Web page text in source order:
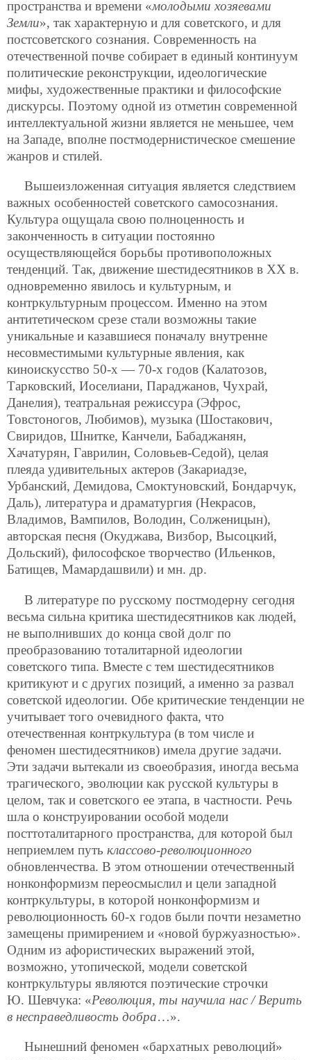
пространства и времени «молодыми хозяевами
Земли», так характерную и для советского, и для
постсоветского сознания. Современность на
отечественной почве собирает в единый континуум
политические реконструкции, идеологические
мифы, художественные практики и философские
дискурсы. Поэтому одной из отметин современной
интеллектуальной жизни является не меньшее, чем
на Западе, вполне постмодернистическое смешение
жанров и стилей.
Вышеизложенная ситуация является следствием
важных особенностей советского самосознания.
Культура ощущала свою полноценность и
законченность в ситуации постоянно
осуществляющейся борьбы противоположных
тенденций. Так, движение шестидесятников в XX в.
одновременно явилось и культурным, и
контркультурным процессом. Именно на этом
антитетическом срезе стали возможны такие
уникальные и казавшиеся поначалу внутренне
несовместимыми культурные явления, как
киноискусство 50-х — 70-х годов (Калатозов,
Тарковский, Иоселиани, Параджанов, Чухрай,
Данелия), театральная режиссура (Эфрос,
Товстоногов, Любимов), музыка (Шостакович,
Свиридов, Шнитке, Канчели, Бабаджанян,
Хачатурян, Гаврилин, Соловьев-Седой), целая
плеяда удивительных актеров (Закариадзе,
Урбанский, Демидова, Смоктуновский, Бондарчук,
Даль), литература и драматургия (Некрасов,
Владимов, Вампилов, Володин, Солженицын),
авторская песня (Окуджава, Визбор, Высоцкий,
Дольский), философское творчество (Ильенков,
Батищев, Мамардашвили) и мн. др.
В литературе по русскому постмодерну сегодня
весьма сильна критика шестидесятников как людей,
не выполнивших до конца свой долг по
преобразованию тоталитарной идеологии
советского типа. Вместе с тем шестидесятников
критикуют и с других позиций, а именно за развал
советской идеологии. Обе критические тенденции не
учитывает того очевидного факта, что
отечественная контркультура (в том числе и
феномен шестидесятников) имела другие задачи.
Эти задачи вытекали из своеобразия, иногда весьма
трагического, эволюции как русской культуры в
целом, так и советского ее этапа, в частности. Речь
шла о конструировании особой модели
посттоталитарного пространства, для которой был
неприемлем путь классово-революционного
обновленчества. В этом отношении отечественный
нонконформизм переосмыслил и цели западной
контркультуры, в которой нонконформизм и
революционность 60-х годов были почти незаметно
замещены примирением и «новой буржуазностью».
Одним из афористических выражений этой,
возможно, утопической, модели советской
контркультуры являются поэтические строчки
Ю. Шевчука: «Революция, ты научила нас / Верить
в несправедливость добра…».
Нынешний феномен «бархатных революций»